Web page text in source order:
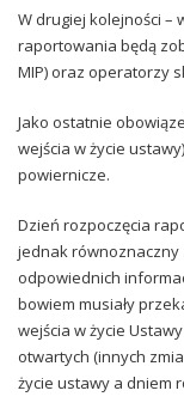
W drugiej kolejności –
raportowania będą
MIP) oraz operatorzy
Jako ostatnie
wejścia w życie
powiernicze.
Dzień rozpoczęcia
jednak równoznaczny
odpowiednich
bowiem musiały
wejścia w życie
otwartych (innych
życie ustawy a dniem